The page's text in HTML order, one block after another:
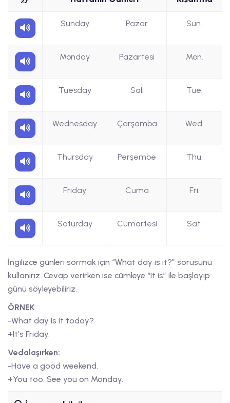
Sunday Pazar Sun.
Monday Pazartesi Mon.
Tuesday Salı Tue.
Wednesday Çarşamba Wed.
Thursday Perşembe Thu.
Friday Cuma Fri.
Saturday Cumartesi Sat.
İngilizce günleri sormak için “What day is it?” sorusunu
kullanırız. Cevap verirken ise cümleye “It is” ile başlayıp
günü söyleyebiliriz.
ÖRNEK
-What day is it today?
+It’s Friday.
Vedalaşırken:
-Have a good weekend.
+You too. See you on Monday.